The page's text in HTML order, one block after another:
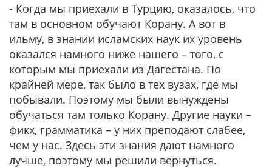
- Когда мы приехали в Турцию, оказалось, что
там в основном обучают Корану. А вот в
ильму, в знании исламских наук их уровень
оказался намного ниже нашего – того, с
которым мы приехали из Дагестана. По
крайней мере, так было в тех вузах, где мы
побывали. Поэтому мы были вынуждены
обучаться там только Корану. Другие науки –
фикх, грамматика – у них преподают слабее,
чем у нас. Здесь эти знания дают намного
лучше, поэтому мы решили вернуться.